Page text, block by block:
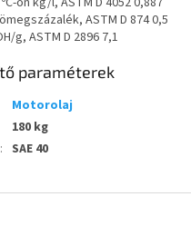
ASTM D 874 0,5
g, ASTM D 2896 7,1
paraméterek
Motorolaj
180 kg
: SAE 40